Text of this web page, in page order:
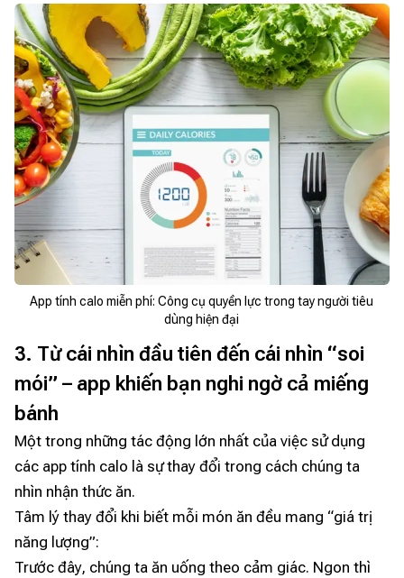
App tính calo miễn phí: Công cụ quyền lực trong tay người tiêu
dùng hiện đại
3. Từ cái nhìn đầu tiên đến cái nhìn “soi
mói” – app khiến bạn nghi ngờ cả miếng
bánh
Một trong những tác động lớn nhất của việc sử dụng
các app tính calo là sự thay đổi trong cách chúng ta
nhìn nhận thức ăn.
Tâm lý thay đổi khi biết mỗi món ăn đều mang “giá trị
năng lượng”:
Trước đây, chúng ta ăn uống theo cảm giác. Ngon thì